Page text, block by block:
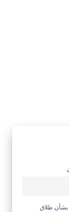
بشأن طلاق